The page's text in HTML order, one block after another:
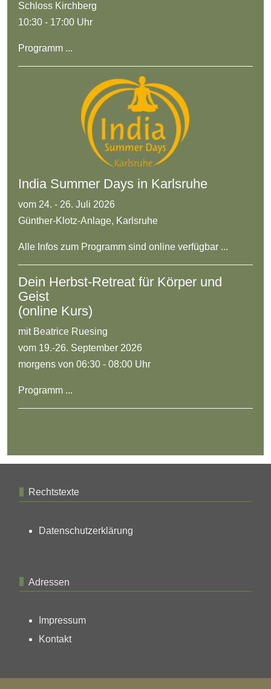
Schloss Kirchberg
10:30 - 17:00 Uhr
Programm ...
India Summer Days in Karlsruhe
vom 24. - 26. Juli 2026
Günther-Klotz-Anlage, Karlsruhe
Alle Infos zum Programm sind online verfügbar ...
Dein Herbst-Retreat für Körper und
Geist
(online Kurs)
mit Beatrice Ruesing
vom 19.-26. September 2026
morgens von 06:30 - 08:00 Uhr
Programm ...
Rechtstexte
Datenschutzerklärung
Adressen
Impressum
Kontakt